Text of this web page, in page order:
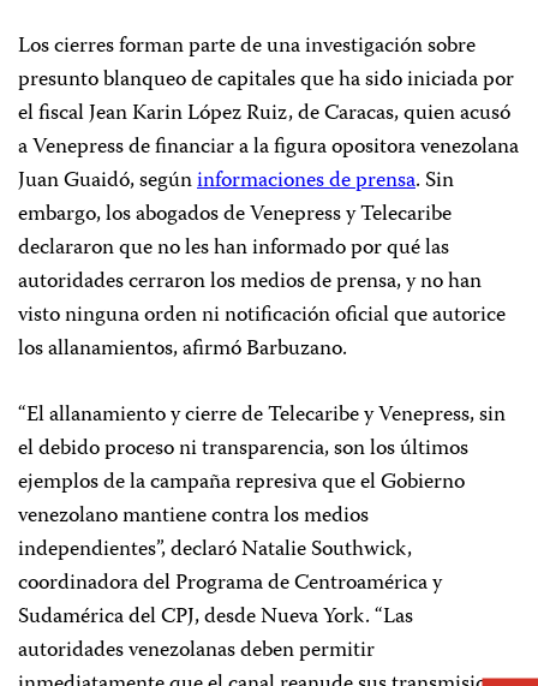
Los cierres forman parte de una investigación sobre
presunto blanqueo de capitales que ha sido iniciada por
el fiscal Jean Karin López Ruiz, de Caracas, quien acusó
a Venepress de financiar a la figura opositora venezolana
Juan Guaidó, segúninformaciones de prensa. Sin
embargo, los abogados de Venepress y Telecaribe
declararon que no les han informado por qué las
autoridades cerraron los medios de prensa, y no han
visto ninguna orden ni notificación oficial que autorice
los allanamientos, afirmó Barbuzano.
“El allanamiento y cierre de Telecaribe y Venepress, sin
el debido proceso ni transparencia, son los últimos
ejemplos de la campaña represiva que el Gobierno
venezolano mantiene contra los medios
independientes”, declaró Natalie Southwick,
coordinadora del Programa de Centroamérica y
Sudamérica del CPJ, desde Nueva York. “Las
autoridades venezolanas deben permitir